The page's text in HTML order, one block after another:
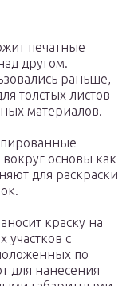
печатные
другом.
раньше,
толстых листов
материалов.
основы как
для раскраски
краску на
участков с
по
для нанесения